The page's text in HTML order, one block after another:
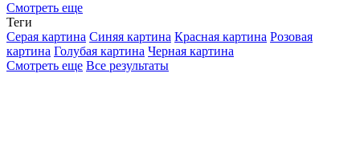
Смотреть еще
Теги
Серая картина Синяя картина Красная картина Розовая
картина Голубая картина Черная картина
Смотреть еще Все результаты